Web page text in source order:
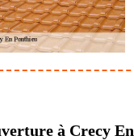
à Crecy